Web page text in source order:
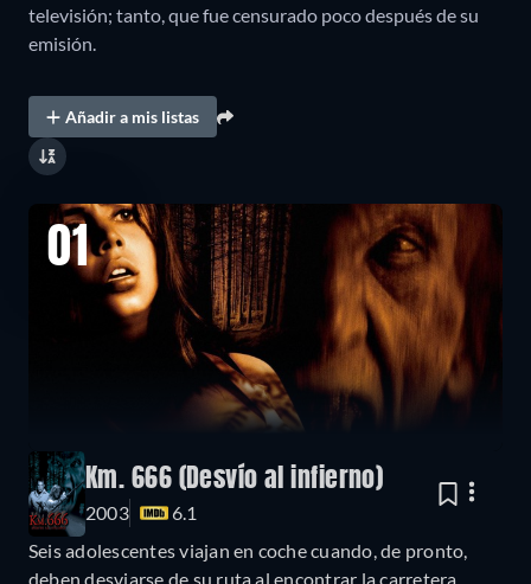
televisión; tanto, que fue censurado poco después de su
emisión.
Añadir a mis listas
01
Km. 666 (Desvío al infierno)
2003
6.1
Seis adolescentes viajan en coche cuando, de pronto,
deben desviarse de su ruta al encontrar la carretera